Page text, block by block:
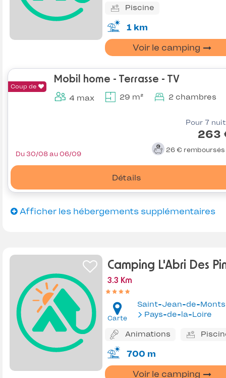
Piscine
1 km
Voir le camping
Coup de
Mobil home - Terrasse - TV
4 max 29 m² 2 chambres
Pour 7
263
26 € remboursés
Détails
Du 30/08 au 06/09
Afficher les hébergements supplémentaires
Camping L'Abri Des
3.3 Km
Carte
Saint-Jean-de-Monts
Pays-de-la-Loire
Animations
700 m
Voir le camping